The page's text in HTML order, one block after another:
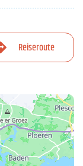
Reiseroute